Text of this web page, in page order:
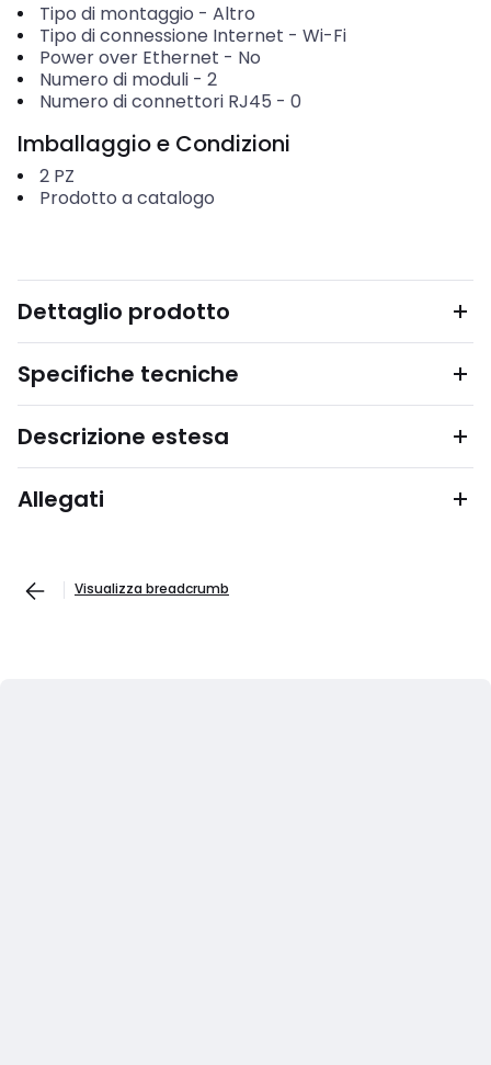
Tipo di montaggio - Altro
Tipo di connessione Internet - Wi-Fi
Power over Ethernet - No
Numero di moduli- 2
Numero di connettori RJ45 - 0
Imballaggio e Condizioni
2 PZ
Prodotto a catalogo
Dettaglio prodotto
Specifiche tecniche
Descrizione estesa
Allegati
Visualizza breadcrumb